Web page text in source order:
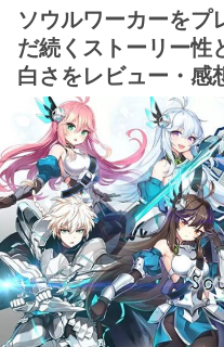
ソウルワーカーをプ
だ続くストーリー性
白さをレビュー・感